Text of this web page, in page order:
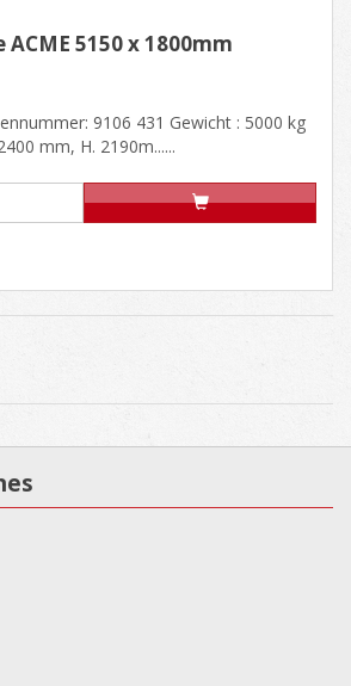
5150 x 1800mm
9106 431 Gewicht : 5000 kg
mm, H. 2190m......